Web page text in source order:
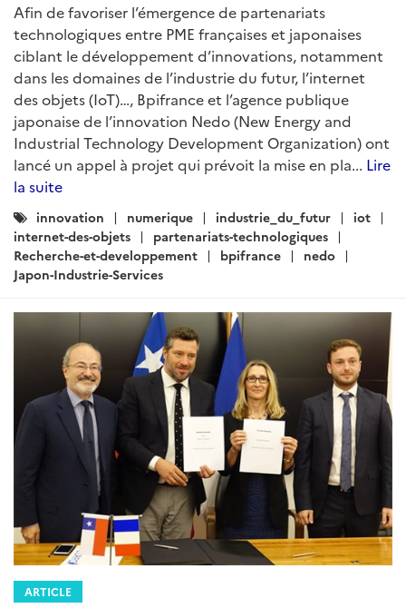
Afin de favoriser l’émergence de partenariats
technologiques entre PME françaises et japonaises
ciblant le développement d’innovations, notamment
dans les domaines de l’industrie du futur, l’internet
des objets (IoT)…, Bpifrance et l’agence publique
japonaise de l’innovation Nedo (New Energy and
Industrial Technology Development Organization) ont
lancé un appel à projet qui prévoit la mise en pla... Lire
la suite
Catégories
:
innovation numerique industrie_du_futur
iot
internet-des-objets
partenariats-technologiques
Recherche-et-developpement
bpifrance
nedo
Japon-Industrie-Services
ARTICLE